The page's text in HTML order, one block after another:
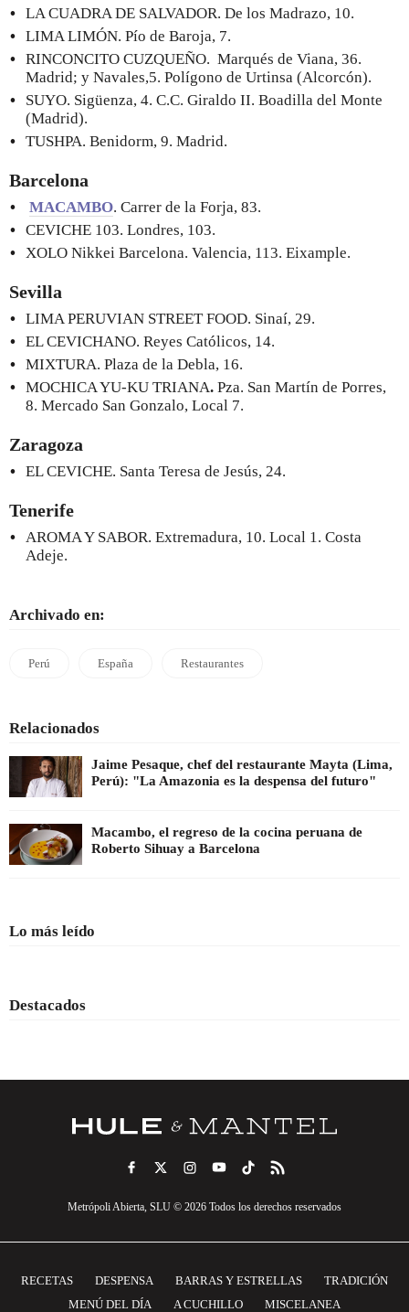
LA CUADRA DE SALVADOR. De los Madrazo, 10.
LIMA LIMÓN. Pío de Baroja, 7.
RINCONCITO CUZQUEÑO. Marqués de Viana, 36.
Madrid; y Navales,5. Polígono de Urtinsa (Alcorcón).
SUYO. Sigüenza, 4. C.C. Giraldo II. Boadilla del Monte
(Madrid).
TUSHPA. Benidorm, 9. Madrid.
Barcelona
MACAMBO. Carrer de la Forja, 83.
CEVICHE 103. Londres, 103.
XOLO Nikkei Barcelona. Valencia, 113. Eixample.
Sevilla
LIMA PERUVIAN STREET FOOD. Sinaí, 29.
EL CEVICHANO. Reyes Católicos, 14.
MIXTURA. Plaza de la Debla, 16.
MOCHICA YU-KU TRIANA. Pza. San Martín de Porres,
8. Mercado San Gonzalo, Local 7.
Zaragoza
EL CEVICHE. Santa Teresa de Jesús, 24.
Tenerife
AROMA Y SABOR. Extremadura, 10. Local 1. Costa
Adeje.
Archivado en:
Perú España Restaurantes
Relacionados
Jaime Pesaque, chef del restaurante Mayta (Lima,
Perú): "La Amazonia es la despensa del futuro"
Macambo, el regreso de la cocina peruana de
Roberto Sihuay a Barcelona
Lo más leído
Destacados
Metrópoli Abierta, SLU © 2026 Todos los derechos reservados
RECETAS DESPENSA BARRAS Y ESTRELLAS
TRADICIÓN
MENÚ DEL DÍA
A CUCHILLO MISCELANEA